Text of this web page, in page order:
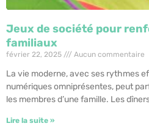
Jeux de société pour
familiaux
février 22, 2025 Aucun commentaire
La vie moderne, avec ses rythmes
numériques omniprésentes, peut
les membres d’une famille. Les
Lire la suite »